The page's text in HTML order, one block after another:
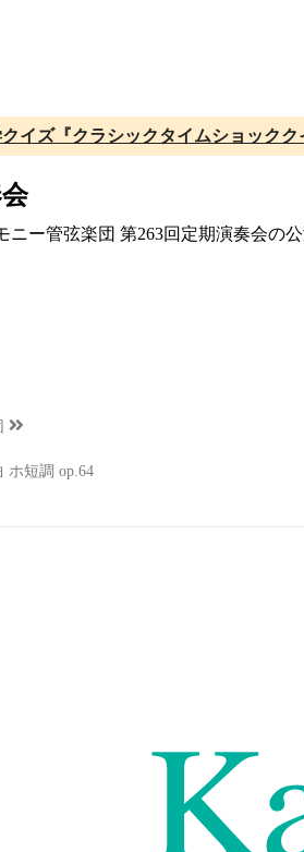
イズ『クラシックタイムショック
ー管弦楽団 第263回定期演奏会の
ホ短調 op.64
関西フィルハーモニー管弦楽団 - Kansai